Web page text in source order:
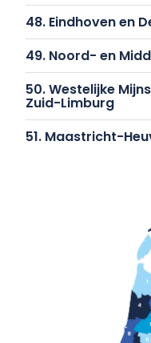
49. Noord- en
50. Westelijke
Zuid-Limburg
51. Maastricht-